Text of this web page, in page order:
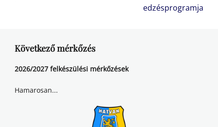
edzésprogramja
Következő mérkőzés
2026/2027 felkészülési mérkőzések
Hamarosan...